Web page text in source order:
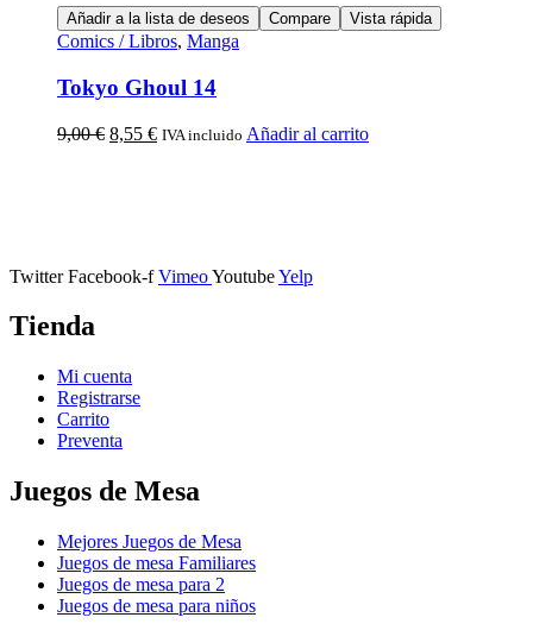
Añadir a la lista de deseos Compare Vista rápida
Comics / Libros, Manga
Tokyo Ghoul 14
9,00€ 8,55 € IVA incluido Añadir al carrito
Twitter Facebook-f VimeoYoutubeYelp
Tienda
Mi cuenta
Registrarse
Carrito
Preventa
Juegos de Mesa
Mejores Juegos de Mesa
Juegos de mesa Familiares
Juegos de mesa para 2
Juegos de mesa para niños